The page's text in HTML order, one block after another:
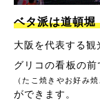
ベタ派は道頓堀
大阪を代表する観
グリコの看板の
（たこ焼きやお好み焼
ができます。